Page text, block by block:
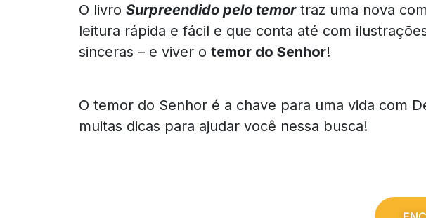
O livro Surpreendido pelo temortraz uma nova
leitura rápida e fácil e que conta até com
sinceras – e viver o temor do Senhor!
O temor do Senhor é a chave para uma vida com
muitas dicas para ajudar você nessa busca!